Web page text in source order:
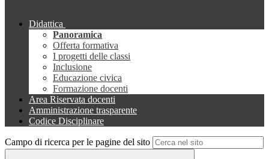
Didattica
Panoramica
Offerta formativa
I progetti delle classi
Inclusione
Educazione civica
Formazione docenti
Area Riservata docenti
Amministrazione trasparente
Codice Disciplinare
Campo di ricerca per le pagine del sito